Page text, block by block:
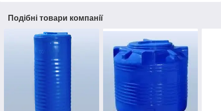
Подібні товари компанії